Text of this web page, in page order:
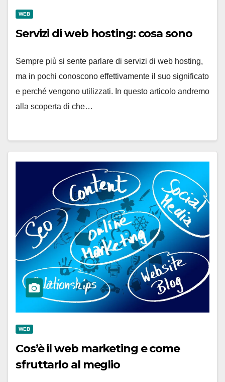
WEB
Servizi di web hosting: cosa sono
Sempre più si sente parlare di servizi di web hosting,
ma in pochi conoscono effettivamente il suo significato
e perché vengono utilizzati. In questo articolo andremo
alla scoperta di che…
WEB
Cos’è il web marketing e come
sfruttarlo al meglio